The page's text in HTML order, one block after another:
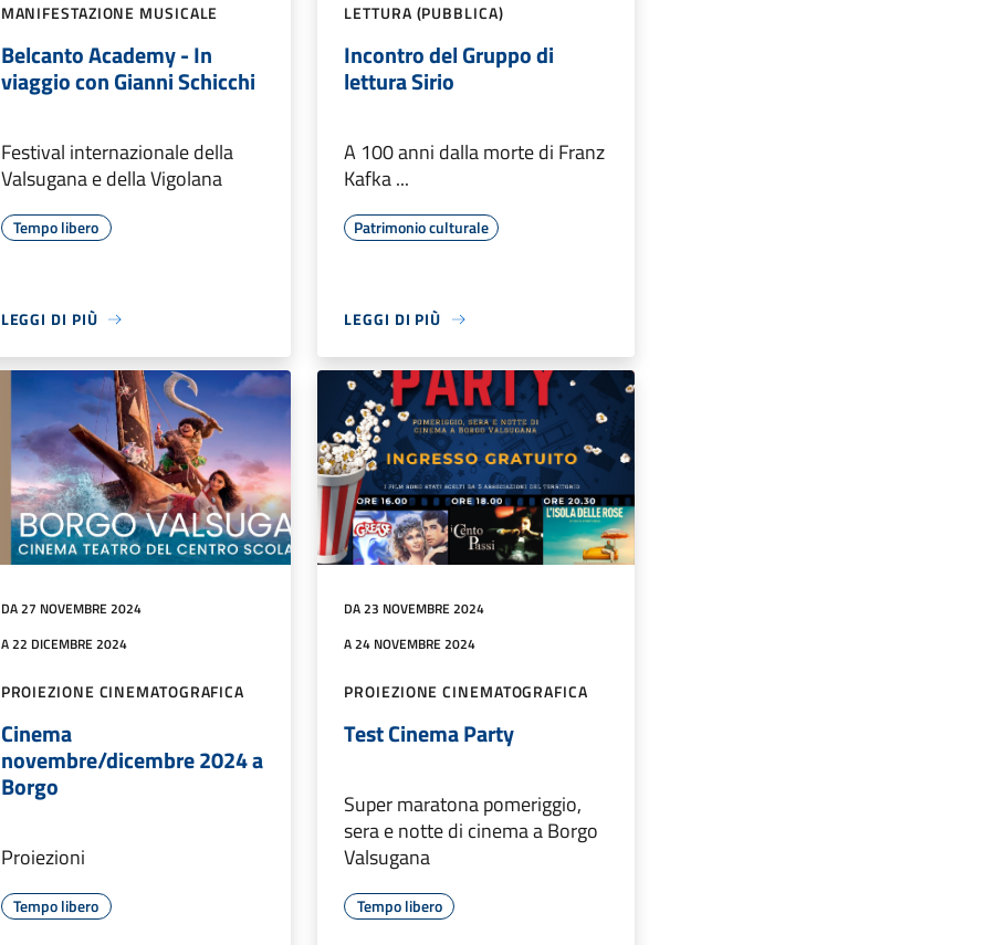
MANIFESTAZIONE MUSICALE
Belcanto Academy - In
viaggio con Gianni Schicchi
Festival internazionale della
Valsugana e della Vigolana
Tempo libero
LEGGI DI PIÙ
LETTURA (PUBBLICA)
Incontro del Gruppo di
lettura Sirio
A 100 anni dalla morte di Franz
Kafka ...
Patrimonio culturale
LEGGI DI PIÙ
DA 27 NOVEMBRE 2024
A 22 DICEMBRE 2024
PROIEZIONE CINEMATOGRAFICA
Cinema
novembre/dicembre 2024 a
Borgo
Proiezioni
Tempo libero
DA 23 NOVEMBRE 2024
A 24 NOVEMBRE 2024
PROIEZIONE CINEMATOGRAFICA
Test Cinema Party
Super maratona pomeriggio,
sera e notte di cinema a Borgo
Valsugana
Tempo libero